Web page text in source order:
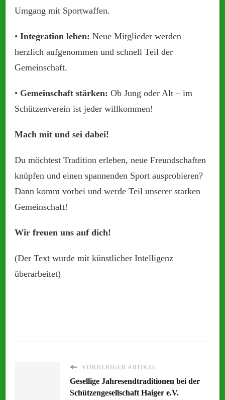
Umgang mit Sportwaffen.
• Integration leben: Neue Mitglieder werden
herzlich aufgenommen und schnell Teil der
Gemeinschaft.
• Gemeinschaft stärken: Ob Jung oder Alt – im
Schützenverein ist jeder willkommen!
Mach mit und sei dabei!
Du möchtest Tradition erleben, neue Freundschaften
knüpfen und einen spannenden Sport ausprobieren?
Dann komm vorbei und werde Teil unserer starken
Gemeinschaft!
Wir freuen uns auf dich!
(Der Text wurde mit künstlicher Intelligenz
überarbeitet)
VORHERIGER ARTIKEL
Gesellige Jahresendtraditionen bei der
Schützengesellschaft Haiger e.V.